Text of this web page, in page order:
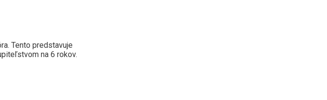
Tento predstavuje
na 6 rokov.